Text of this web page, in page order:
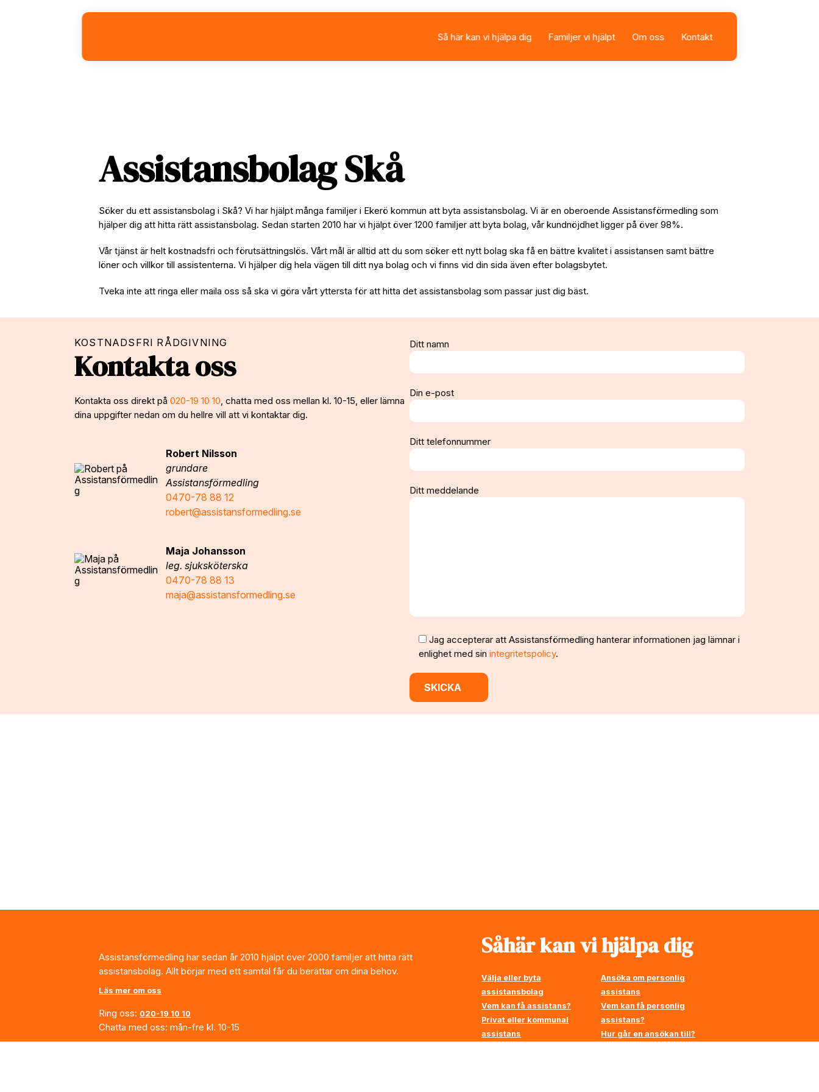
Så här kan vi hjälpa dig
Familjer vi hjälpt Om oss Kontakt
Assistansbolag Skå
Söker du ett assistansbolag i Skå? Vi har hjälpt många familjer i Ekerö kommun att byta assistansbolag. Vi är en oberoende Assistansförmedling som
hjälper dig att hitta rätt assistansbolag. Sedan starten 2010 har vi hjälpt över 1200 familjer att byta bolag, vår kundnöjdhet ligger på över 98%.
Vår tjänst är helt kostnadsfri och förutsättningslös. Vårt mål är alltid att du som söker ett nytt bolag ska få en bättre kvalitet i assistansen samt bättre
löner och villkor till assistenterna. Vi hjälper dig hela vägen till ditt nya bolag och vi finns vid din sida även efter bolagsbytet.
Tveka inte att ringa eller maila oss så ska vi göra vårt yttersta för att hitta det assistansbolag som passar just dig bäst.
KOSTNADSFRI RÅDGIVNING
Kontakta oss
Kontakta oss direkt på 020-19 10 10 , chatta med oss mellan kl. 10-15, eller lämna
dina uppgifter nedan om du hellre vill att vi kontaktar dig.
Robert Nilsson
grundare
Assistansförmedling
0470-78 88 12
robert@assistansformedling.se
Maja Johansson
leg. sjuksköterska
0470-78 88 13
maja@assistansformedling.se
Ditt namn
Din e-post
Ditt telefonnummer
Ditt meddelande
Jag accepterar att Assistansförmedling hanterar informationen jag lämnar i
enlighet med sin integritetspolicy.
Assistansförmedling har sedan år 2010 hjälpt över 2000 familjer att hitta rätt
assistansbolag. Allt börjar med ett samtal får du berättar om dina behov.
Läs mer om oss
Ring oss: 020-19 10 10
Chatta med oss: mån-fre kl. 10-15
Såhär kan vi hjälpa dig
Välja eller byta
assistansbolag
Vem kan få assistans?
Privat eller kommunal
assistans
Ansöka om personlig
assistans
Vem kan få personlig
assistans?
Hur går en ansökan till?